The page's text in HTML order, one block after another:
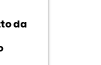
da